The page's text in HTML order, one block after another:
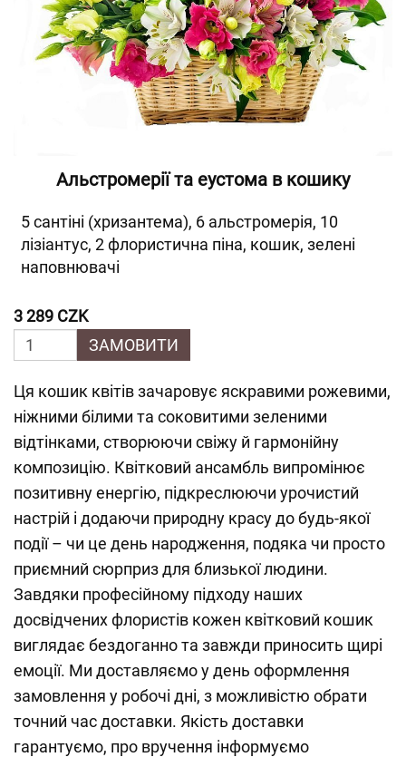
Альстромерії та еустома в кошику
5 сантіні (хризантема), 6 альстромерія, 10
лізіантус, 2 флористична піна, кошик, зелені
наповнювачі
3 289 CZK
ЗАМОВИТИ
Ця кошик квітів зачаровує яскравими рожевими,
ніжними білими та соковитими зеленими
відтінками, створюючи свіжу й гармонійну
композицію. Квітковий ансамбль випромінює
позитивну енергію, підкреслюючи урочистий
настрій і додаючи природну красу до будь-якої
події – чи це день народження, подяка чи просто
приємний сюрприз для близької людини.
Завдяки професійному підходу наших
досвідчених флористів кожен квітковий кошик
виглядає бездоганно та завжди приносить щирі
емоції. Ми доставляємо у день оформлення
замовлення у робочі дні, з можливістю обрати
точний час доставки. Якість доставки
гарантуємо, про вручення інформуємо